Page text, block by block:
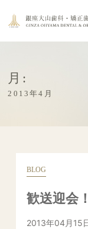
月:
2013年4月
BLOG
歓送迎会！
2013年04月15